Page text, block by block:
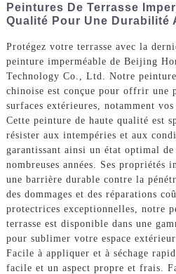
Peintures De Terrasse
Qualité Pour Une Durabilité
Protégez votre terrasse avec la
peinture imperméable de Beijing
Technology Co., Ltd. Notre
chinoise est conçue pour offrir une
surfaces extérieures, notamment
Cette peinture de haute qualité est
résister aux intempéries et aux
garantissant ainsi un état optimal
nombreuses années. Ses propriétés
une barrière durable contre la
des dommages et des réparations
protectrices exceptionnelles, notre
terrasse est disponible dans une
pour sublimer votre espace extérieur
Facile à appliquer et à séchage
facile et un aspect propre et frais.